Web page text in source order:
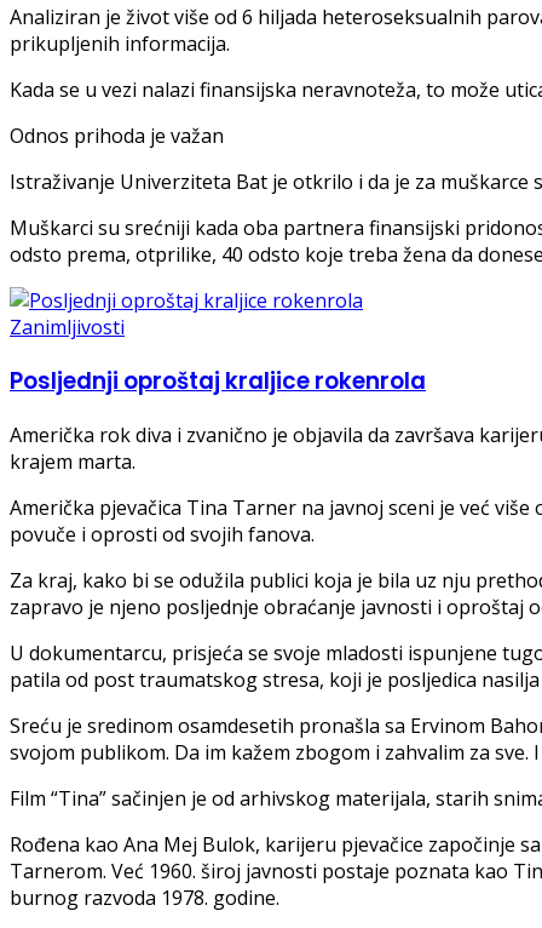
Analiziran je život više od 6 hiljada heteroseksualnih
prikupljenih informacija.
Kada se u vezi nalazi finansijska neravnoteža, to može
Odnos prihoda je važan
Istraživanje Univerziteta Bat je otkrilo i da je za
Muškarci su srećniji kada oba partnera finansijski
odsto prema, otprilike, 40 odsto koje treba žena da
Zanimljivosti
Posljednji oproštaj kraljice rokenrola
Američka rok diva i zvanično je objavila da završava
krajem marta.
Američka pjevačica Tina Tarner na javnoj sceni je već
povuče i oprosti od svojih fanova.
Za kraj, kako bi se odužila publici koja je bila uz nju
zapravo je njeno posljednje obraćanje javnosti i oproštaj
U dokumentarcu, prisjeća se svoje mladosti ispunjene
patila od post traumatskog stresa, koji je posljedica
Sreću je sredinom osamdesetih pronašla sa Ervinom
svojom publikom. Da im kažem zbogom i zahvalim za
Film “Tina” sačinjen je od arhivskog materijala, starih
Rođena kao Ana Mej Bulok, karijeru pjevačice započinje
Tarnerom. Već 1960. široj javnosti postaje poznata kao
burnog razvoda 1978. godine.